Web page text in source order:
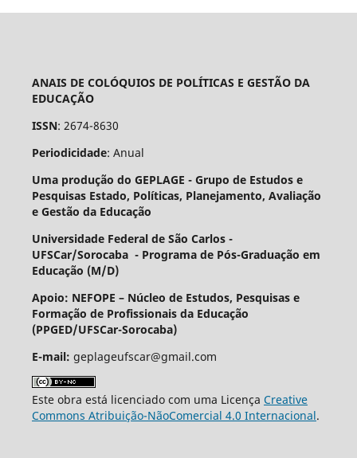
ANAIS DE COLÓQUIOS DE POLÍTICAS E GESTÃO DA
EDUCAÇÃO
ISSN: 2674-8630
Periodicidade: Anual
Uma produção do GEPLAGE - Grupo de Estudos e
Pesquisas Estado, Políticas, Planejamento, Avaliação
e Gestão da Educação
Universidade Federal de São Carlos -
UFSCar/Sorocaba - Programa de Pós-Graduação em
Educação (M/D)
Apoio: NEFOPE – Núcleo de Estudos, Pesquisas e
Formação de Profissionais da Educação
(PPGED/UFSCar-Sorocaba)
E-mail: geplageufscar@gmail.com
Este obra está licenciado com uma Licença Creative
Commons Atribuição-NãoComercial 4.0 Internacional.